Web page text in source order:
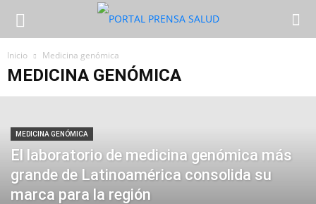
Inicio Medicina genómica
MEDICINA GENÓMICA
MEDICINA GENÓMICA
El laboratorio de medicina genómica más
grande de Latinoamérica consolida su
marca para la región